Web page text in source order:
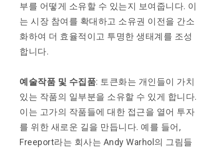
부를 어떻게 소유할 수 있는지 보여줍니다. 이
는 시장 참여를 확대하고 소유권 이전을 간소
화하여 더 효율적이고 투명한 생태계를 조성
합니다.
예 술작품 및 수집품: 토큰화는 개인들이 가치
있는 작품의 일부분을 소유할 수 있게 합니다.
이는 고가의 작품들에 대한 접근을 열어 투자
를 위한 새로운 길을 만듭니다. 예를 들어,
Freeport라는 회사는 Andy Warhol의 그림들